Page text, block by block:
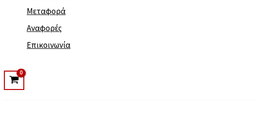
Μεταφορά
Αναφορές
Επικοινωνία